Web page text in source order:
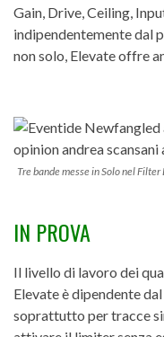
Gain, Drive, Ceiling,
indipendentemente dal
non solo, Elevate offre
Tre bande messe in Solo nel Filter
IN PROVA
Il livello di lavoro dei
Elevate è dipendente
soprattutto per tracce